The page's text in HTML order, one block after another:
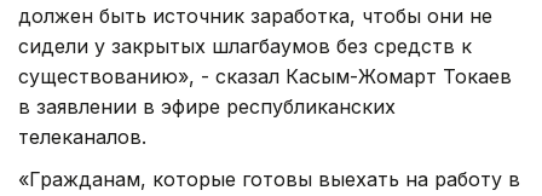
должен быть источник заработка, чтобы они не
сидели у закрытых шлагбаумов без средств к
существованию», - сказал Касым-Жомарт Токаев
в заявлении в эфире республиканских
телеканалов.
«Гражданам, которые готовы выехать на работу в